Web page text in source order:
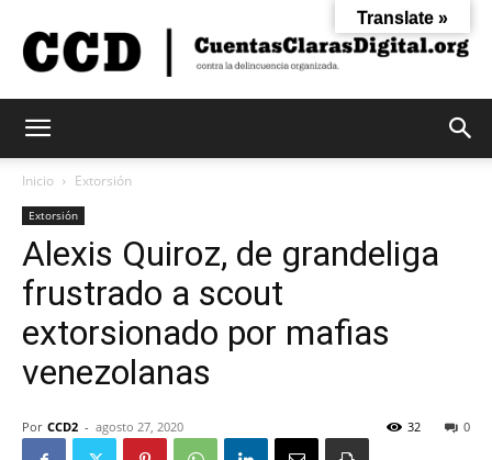
Claras
Digital
Inicio Extorsión
Extorsión
Alexis Quiroz, de grandeliga
frustrado a scout
extorsionado por mafias
venezolanas
Por CCD2 - agosto 27, 2020 0
32
Translate »